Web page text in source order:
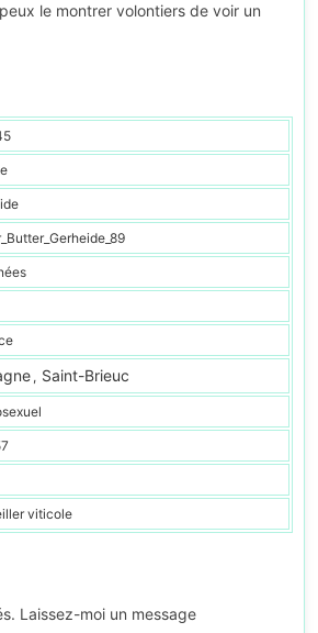
le montrer volontiers de voir un
, Saint-Brieuc
viticole
Laissez-moi un message